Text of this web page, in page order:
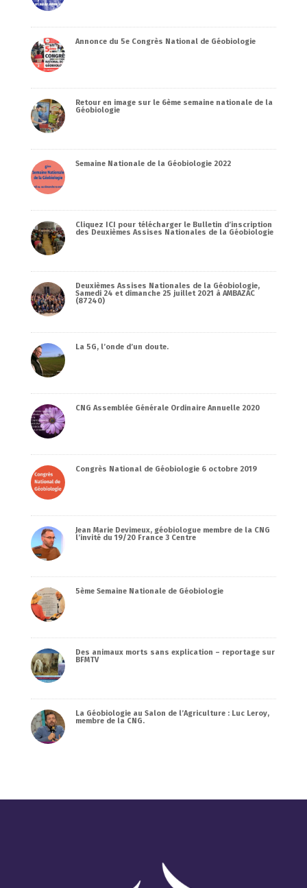
Annonce du 5e Congrès National de Géobiologie
Retour en image sur le 6ème semaine nationale de la
Géobiologie
Semaine Nationale de la Géobiologie 2022
Cliquez ICI pour télécharger le Bulletin d’inscription
des Deuxièmes Assises Nationales de la Géobiologie
Deuxièmes Assises Nationales de la Géobiologie,
Samedi 24 et dimanche 25 juillet 2021 à AMBAZAC
(87240)
La 5G, l’onde d’un doute.
CNG Assemblée Générale Ordinaire Annuelle 2020
Congrès National de Géobiologie 6 octobre 2019
Jean Marie Devimeux, géobiologue membre de la CNG
l’invité du 19/20 France 3 Centre
5ème Semaine Nationale de Géobiologie
Des animaux morts sans explication – reportage sur
BFMTV
La Géobiologie au Salon de l’Agriculture : Luc Leroy,
membre de la CNG.